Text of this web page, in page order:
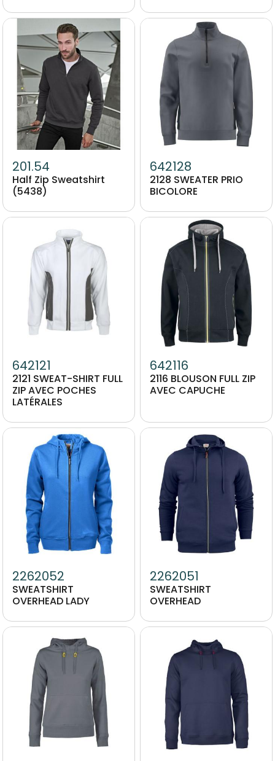
Image
201.54
Half Zip Sweatshirt
(5438)
Image
642128
2128 SWEATER PRIO
BICOLORE
Image
642121
2121 SWEAT-SHIRT FULL
ZIP AVEC POCHES
LATÉRALES
Image
642116
2116 BLOUSON FULL ZIP
AVEC CAPUCHE
Image
2262052
SWEATSHIRT
OVERHEAD LADY
Image
2262051
SWEATSHIRT
OVERHEAD
Image Image